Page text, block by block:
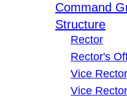
Command
Structure
Rector
Rector's
Vice
Vice